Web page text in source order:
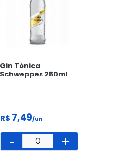
Gin Tônica
Schweppes 250ml
R$ 7,49/un
- +